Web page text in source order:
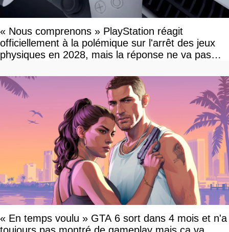
« Nous comprenons » PlayStation réagit
officiellement à la polémique sur l'arrêt des jeux
physiques en 2028, mais la réponse ne va pas
« En temps voulu » GTA 6 sort dans 4 mois et n'a